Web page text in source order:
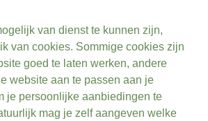
van dienst te kunnen zijn,
van cookies. Sommige cookies zijn
goed te laten werken, andere
website aan te passen aan je
je persoonlijke aanbiedingen te
mag je zelf aangeven welke